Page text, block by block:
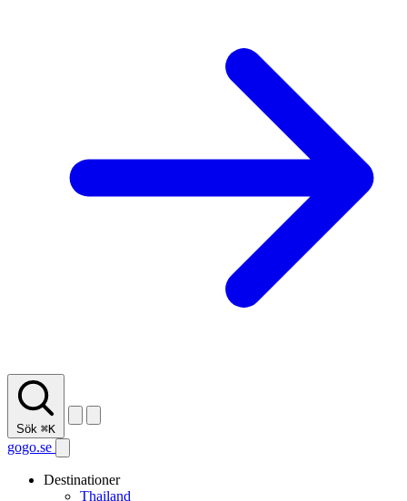
Sök ⌘K
gogo.se
Destinationer
Thailand